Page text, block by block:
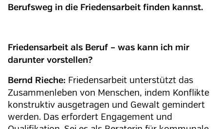
Berufsweg in die Friedensarbeit finden kannst.
Friedensarbeit als Beruf – was kann ich mir
darunter vorstellen?
Bernd Rieche: Friedensarbeit unterstützt das
Zusammenleben von Menschen, indem Konflikte
konstruktiv ausgetragen und Gewalt gemindert
werden. Das erfordert Engagement und